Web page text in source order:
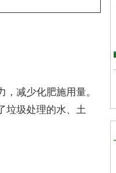
减少化肥施用量。
垃圾处理的水、土